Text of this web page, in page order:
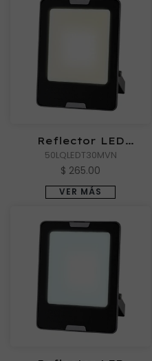
Reflector LED
Exterior ZIBAL IV de
Luz Cálida
50LQLEDT30MVN
$ 265.00
VER MÁS